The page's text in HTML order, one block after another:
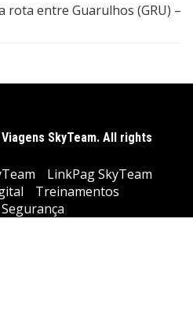
rota entre Guarulhos (GRU) –
SkyTeam. All rights
LinkPag SkyTeam
Treinamentos
Segurança